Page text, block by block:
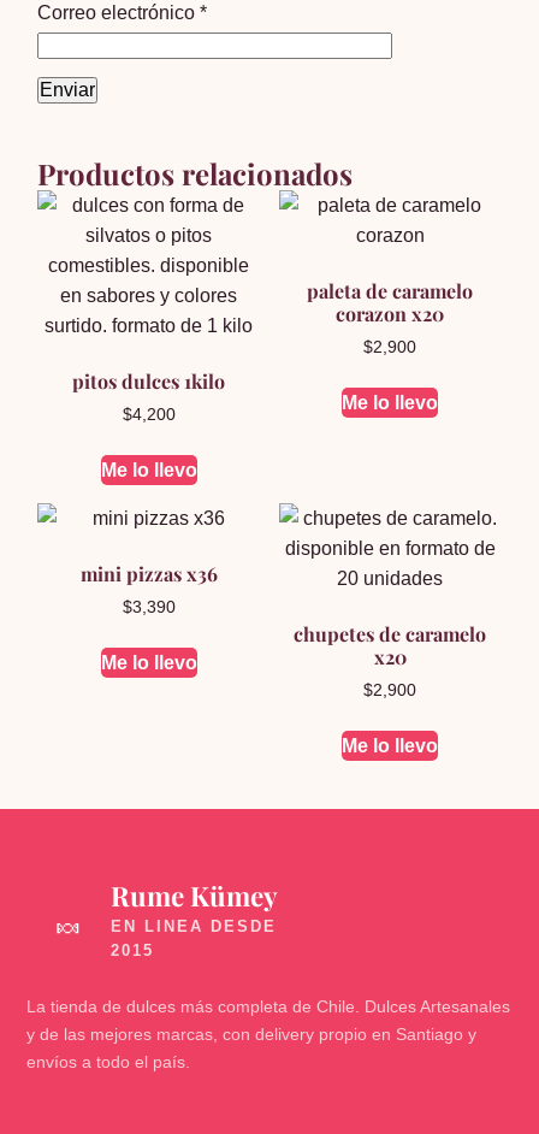
Correo electrónico*
Productos relacionados
pitos dulces 1kilo
$4,200
Me lo llevo
paleta de caramelo
corazon x20
$2,900
Me lo llevo
mini pizzas x36
$3,390
Me lo llevo
chupetes de caramelo
x20
$2,900
Me lo llevo
🍬
Rume Kümey
La tienda de dulces más completa de Chile. Dulces Artesanales
y de las mejores marcas, con delivery propio en Santiago y
envíos a todo el país.